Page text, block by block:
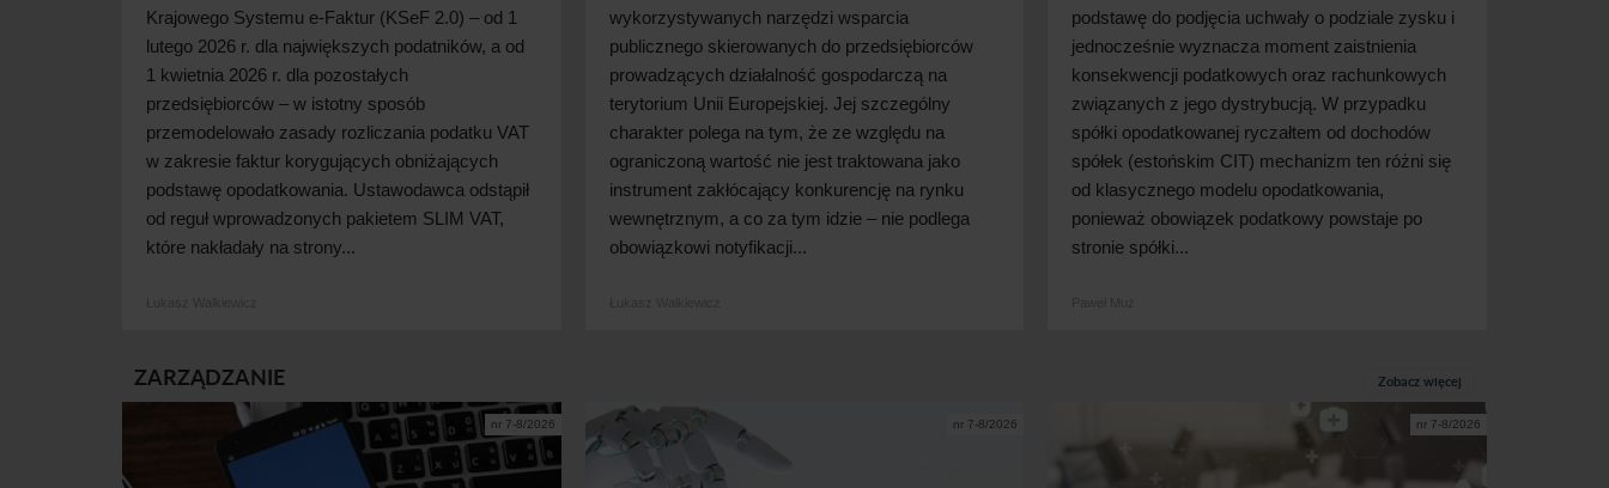
Krajowego Systemu e-Faktur (KSeF 2.0) – od 1
lutego 2026 r. dla największych podatników, a od
1 kwietnia 2026 r. dla pozostałych
przedsiębiorców – w istotny sposób
przemodelowało zasady rozliczania podatku VAT
w zakresie faktur korygujących obniżających
podstawę opodatkowania. Ustawodawca odstąpił
od reguł wprowadzonych pakietem SLIM VAT,
które nakładały na strony...
wykorzystywanych narzędzi wsparcia
publicznego skierowanych do przedsiębiorców
prowadzących działalność gospodarczą na
terytorium Unii Europejskiej. Jej szczególny
charakter polega na tym, że ze względu na
ograniczoną wartość nie jest traktowana jako
instrument zakłócający konkurencję na rynku
wewnętrznym, a co za tym idzie – nie podlega
obowiązkowi notyfikacji...
podstawę do podjęcia uchwały o podziale zysku i
jednocześnie wyznacza moment zaistnienia
konsekwencji podatkowych oraz rachunkowych
związanych z jego dystrybucją. W przypadku
spółki opodatkowanej ryczałtem od dochodów
spółek (estońskim CIT) mechanizm ten różni się
od klasycznego modelu opodatkowania,
ponieważ obowiązek podatkowy powstaje po
stronie spółki...
ZARZĄDZANIE Zobacz więcej
nr 7-8/2026 nr 7-8/2026 nr 7-8/2026